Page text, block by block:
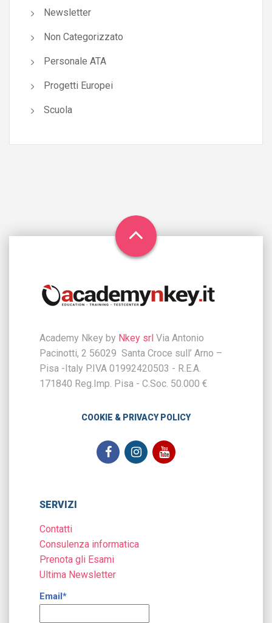
Newsletter
Non Categorizzato
Personale ATA
Progetti Europei
Scuola
Academy Nkey by Nkey srl Via Antonio
Pacinotti, 2 56029 Santa Croce sull’ Arno –
Pisa -Italy P.IVA 01992420503 - R.E.A.
171840 Reg.Imp. Pisa - C.Soc. 50.000 €
COOKIE & PRIVACY POLICY
SERVIZI
Contatti
Consulenza informatica
Prenota gli Esami
Ultima Newsletter
Email*